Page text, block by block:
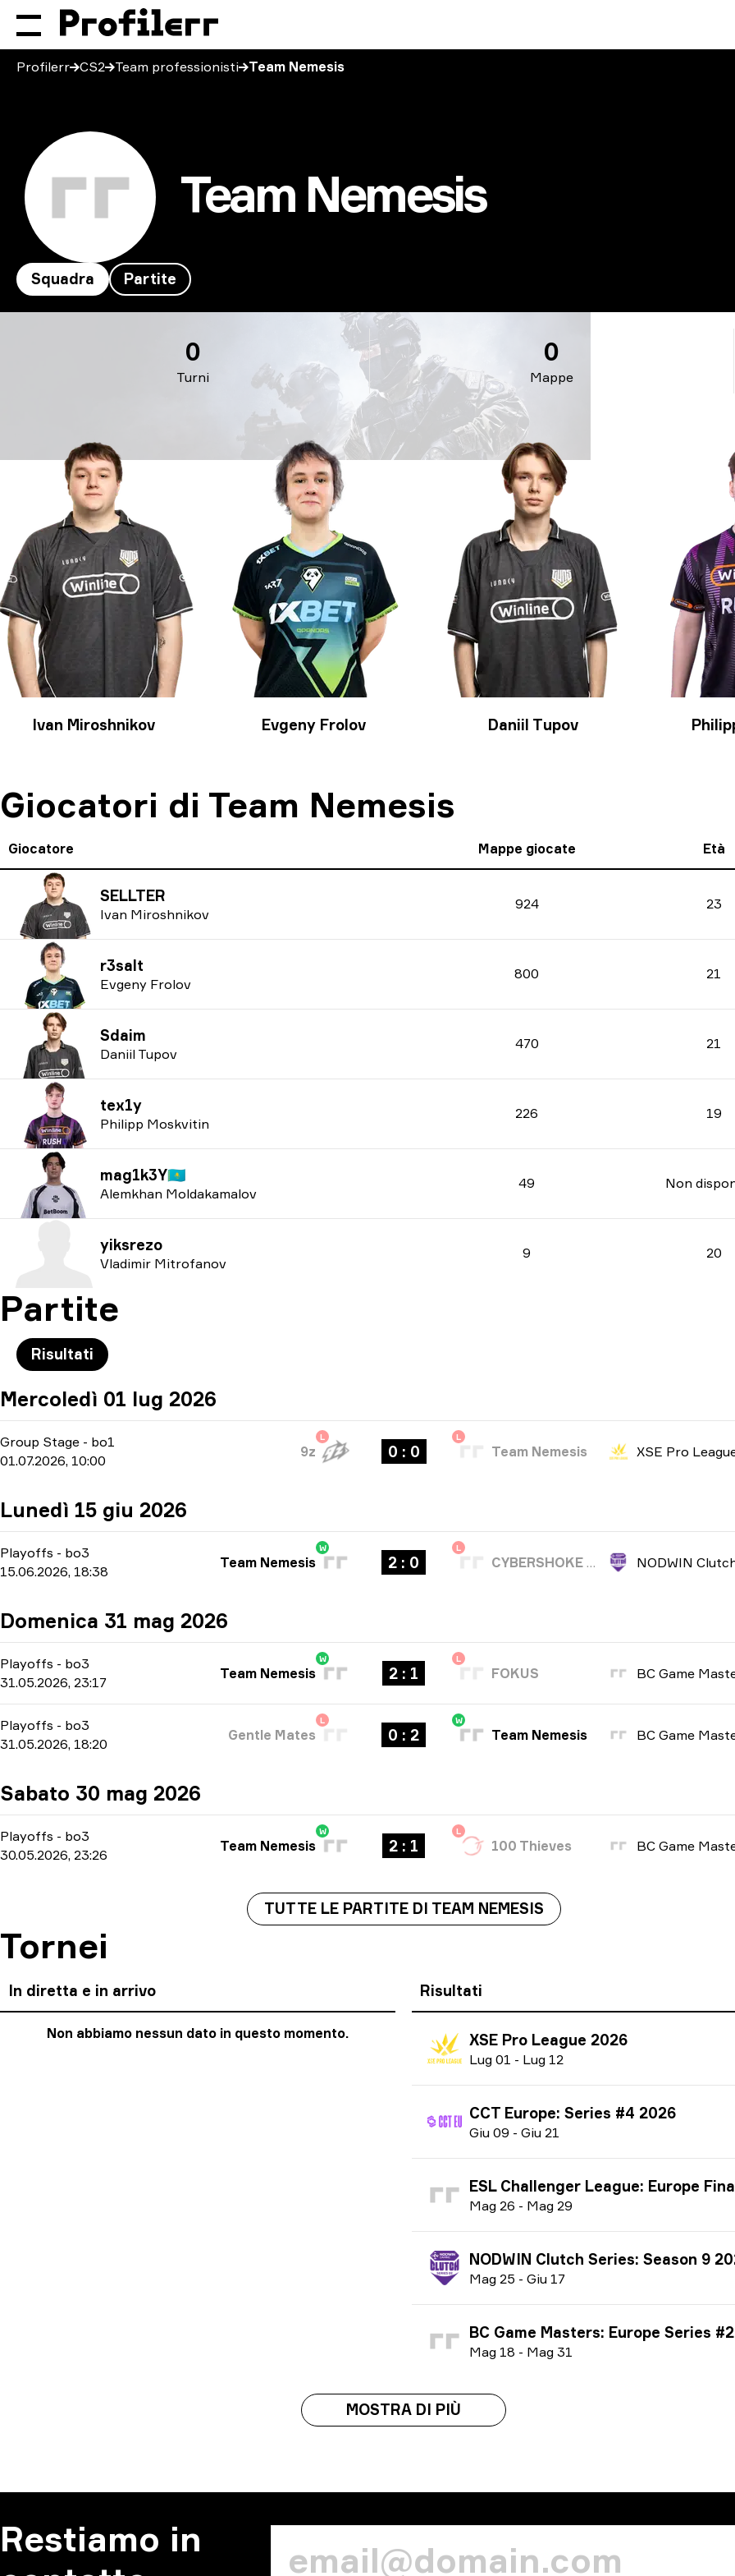
Profilerr CS2 Team professionisti Team Nemesis
Team Nemesis
Squadra Partite
Turni
0
Mappe
0
Ivan Miroshnikov Evgeny Frolov Daniil Tupov
Giocatori di Team Nemesis
Giocatore Mappe giocate Età
SELLTER
Ivan Miroshnikov
924 23
r3salt
Evgeny Frolov
800 21
Sdaim
Daniil Tupov
470 21
tex1y
Philipp Moskvitin
226 19
mag1k3Y🇰🇿
Alemkhan Moldakamalov
49 Non
yiksrezo
Vladimir Mitrofanov
9 20
Partite
Risultati
Mercoledì 01 lug 2026
Group Stage - bo1
01.07.2026, 10:00
L
9z 0 : 0
L
Team Nemesis XSE Pro
Lunedì 15 giu 2026
Playoffs - bo3
15.06.2026, 18:38
W
Team Nemesis 2 : 0
L
CYBERSHOKE Esports
Domenica 31 mag 2026
Playoffs - bo3
31.05.2026, 23:17
W
Team Nemesis 2 : 1
L
FOKUS
Playoffs - bo3
31.05.2026, 18:20
L
Gentle Mates 0 : 2
W
Team Nemesis
Sabato 30 mag 2026
Playoffs - bo3
30.05.2026, 23:26
W
Team Nemesis 2 : 1
L
100 Thieves
TUTTE LE PARTITE DI TEAM NEMESIS
Tornei
In diretta e in arrivo
Non abbiamo nessun dato in questo momento.
Risultati
XSE Pro League 2026
Lug 01 - Lug 12
CCT Europe: Series #4 2026
Giu 09 - Giu 21
ESL Challenger League: Europe Finals season 51
Mag 26 - Mag 29
NODWIN Clutch Series: Season 9
Mag 25 - Giu 17
BC Game Masters: Europe Series #2 season 2
Mag 18 - Mag 31
MOSTRA DI PIÙ
Restiamo in